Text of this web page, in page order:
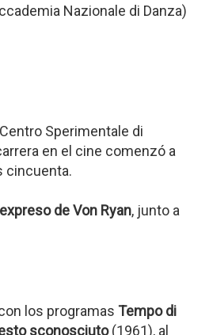
Nazionale di Danza)
Sperimentale di
en el cine comenzó a
cincuenta.
de Von Ryan, junto a
los programas Tempo di
sconosciuto(1961), al